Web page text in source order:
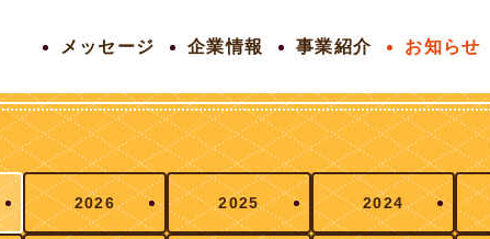
メッセージ 企業情報 事業紹介 お知らせ
2026 2025 2024